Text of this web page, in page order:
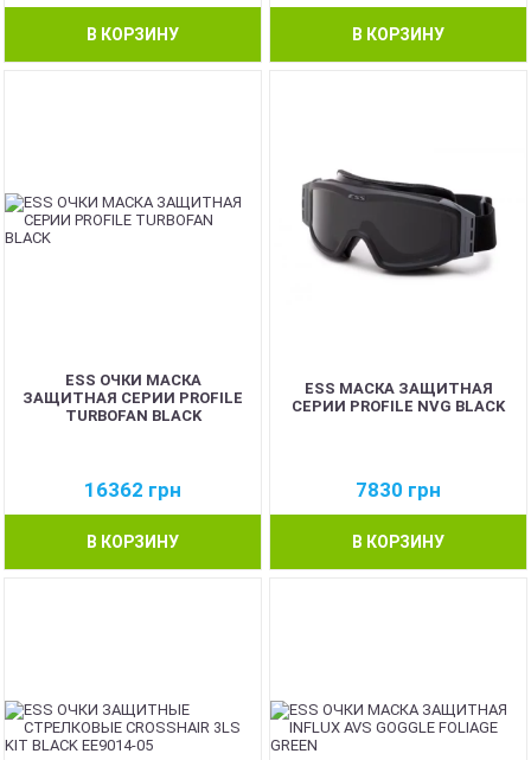
В КОРЗИНУ В КОРЗИНУ
ESS ОЧКИ МАСКА
ЗАЩИТНАЯ СЕРИИ PROFILE
TURBOFAN BLACK
16362 грн
В КОРЗИНУ
ESS МАСКА ЗАЩИТНАЯ
СЕРИИ PROFILE NVG BLACK
7830 грн
В КОРЗИНУ